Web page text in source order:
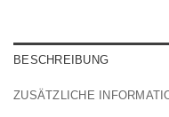
BESCHREIBUNG
ZUSÄTZLICHE